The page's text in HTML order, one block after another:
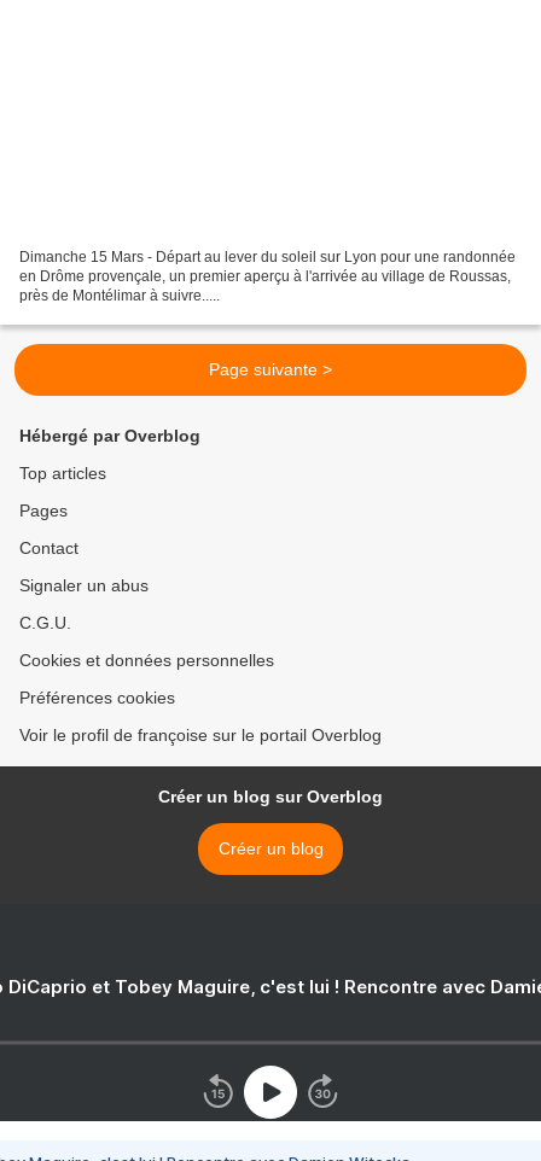
Dimanche 15 Mars - Départ au lever du soleil sur Lyon pour une randonnée
en Drôme provençale, un premier aperçu à l'arrivée au village de Roussas,
près de Montélimar à suivre.....
Page suivante >
Hébergé par Overblog
Top articles
Pages
Contact
Signaler un abus
C.G.U.
Cookies et données personnelles
Préférences cookies
Voir le profil de françoise sur le portail Overblog
Créer un blog sur Overblog
Créer un blog
DiCaprio et Tobey Maguire, c'est lui ! Rencontre avec